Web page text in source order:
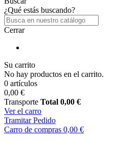
¿Qué estás buscando?
Cerrar
Su carrito
No hay productos en el carrito.
0 artículos
0,00 €
Transporte Total 0,00 €
Ver el carro
Tramitar Pedido
Carro de compras 0,00 €